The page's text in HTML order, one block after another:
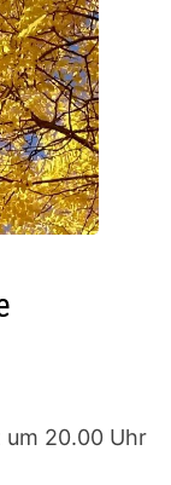
um 20.00 Uhr